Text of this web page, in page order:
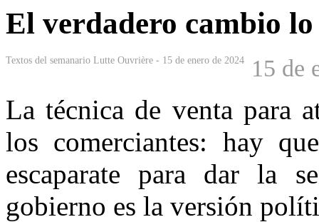
El verdadero cambio
Textos del semanario Lutte Ouvrière - 15 de enero de 2024 15 de
La técnica de venta para
los comerciantes: hay
escaparate para dar la
gobierno es la versión